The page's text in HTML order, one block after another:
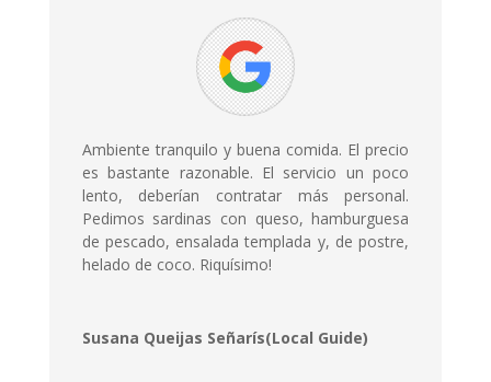
Ambiente tranquilo y buena comida. El precio
es bastante razonable. El servicio un poco
lento, deberían contratar más personal.
Pedimos sardinas con queso, hamburguesa
de pescado, ensalada templada y, de postre,
helado de coco. Riquísimo!
Susana Queijas Señarís(Local Guide)